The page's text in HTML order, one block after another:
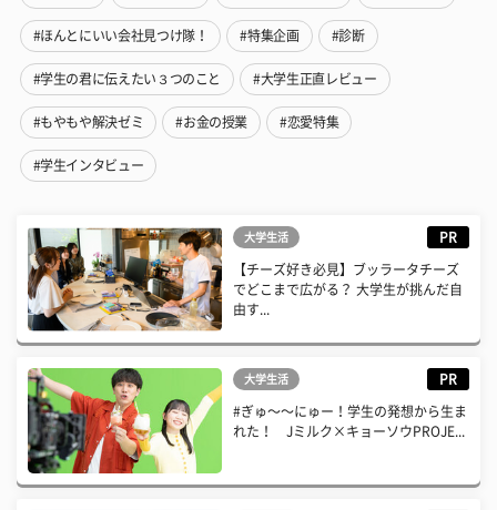
#ほんとにいい会社見つけ隊！ #特集企画 #診断
#学生の君に伝えたい３つのこと #大学生正直レビュー
#もやもや解決ゼミ #お金の授業 #恋愛特集
#学生インタビュー
大学生活 PR
【チーズ好き必見】ブッラータチーズ
でどこまで広がる？ 大学生が挑んだ自
由す...
大学生活 PR
#ぎゅ〜〜にゅー！学生の発想から生ま
れた！ Jミルク×キョーソウPROJE...